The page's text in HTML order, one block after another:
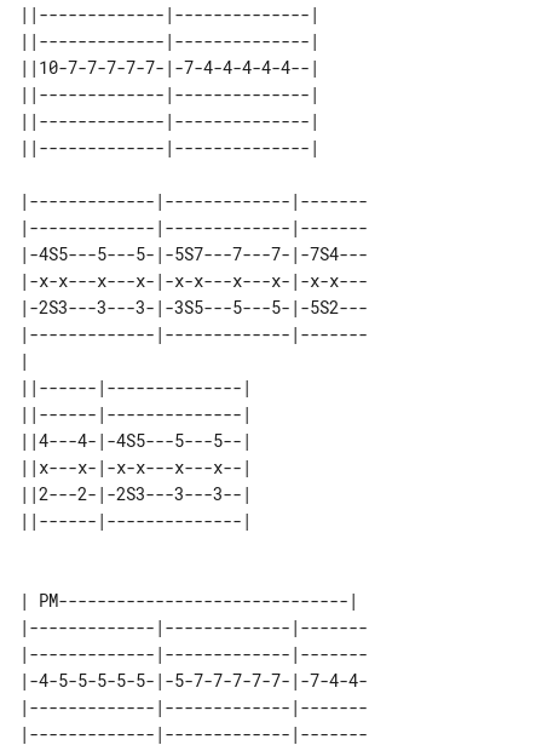
||-------------|--------------|
||-------------|--------------|
||10-7-7-7-7-7-|-7-4-4-4-4-4--|
||-------------|--------------|
||-------------|--------------|
|-------------|-------------|-------
|-------------|-------------|-------
|-4S5---5---5-|-5S7---7---7-|-7S4---
|-x-x---x---x-|-x-x---x---x-|-x-x---
|-2S3---3---3-|-3S5---5---5-|-5S2---
|-------------|-------------|-------
|
||------|--------------|
||------|--------------|
||4---4-|-4S5---5---5--|
||x---x-|-x-x---x---x--|
||2---2-|-2S3---3---3--|
||------|--------------|
| PM------------------------------|
|-------------|-------------|-------
|-------------|-------------|-------
|-4-5-5-5-5-5-|-5-7-7-7-7-7-|-7-4-4-
|-------------|-------------|-------
|-------------|-------------|-------